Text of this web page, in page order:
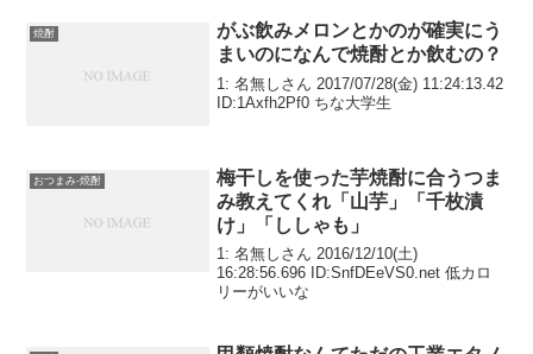
つある？
焼酎
がぶ飲みメロンとかのが確実にう
まいのになんで焼酎とか飲むの？
1: 名無しさん 2017/07/28(金) 11:24:13.42
ID:1Axfh2Pf0 ちな大学生
おつまみ-焼酎
梅干しを使った芋焼酎に合うつま
み教えてくれ「山芋」「千枚漬
け」「ししゃも」
1: 名無しさん 2016/12/10(土)
16:28:56.696 ID:SnfDEeVS0.net 低カロ
リーがいいな